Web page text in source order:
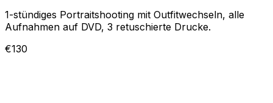
1-stündiges Portraitshooting mit Outfitwechseln, alle
Aufnahmen auf DVD, 3 retuschierte Drucke.
€130